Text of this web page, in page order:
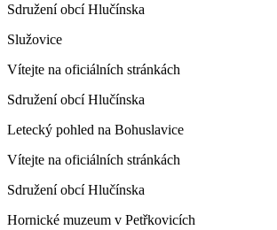
Sdružení obcí Hlučínska
Služovice
Vítejte na oficiálních stránkách
Sdružení obcí Hlučínska
Letecký pohled na Bohuslavice
Vítejte na oficiálních stránkách
Sdružení obcí Hlučínska
Hornické muzeum v Petřkovicích